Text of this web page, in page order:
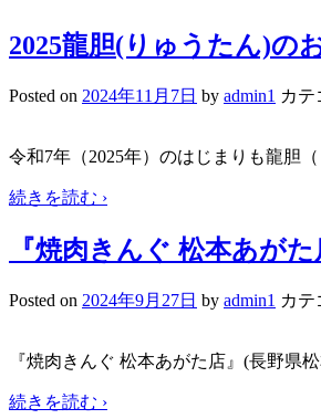
2025龍胆(りゅうたん)の
Posted on 2024年11月7日 by admin1 カテ
令和7年（2025年）のはじまりも龍胆
続きを読む ›
『焼肉きんぐ 松本あが
Posted on 2024年9月27日 by admin1 カテ
『焼肉きんぐ 松本あがた店』(長野県
続きを読む ›